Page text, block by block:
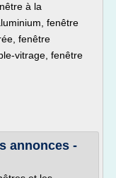
à la
fenêtre
fenêtre
vitrage, fenêtre
annonces -